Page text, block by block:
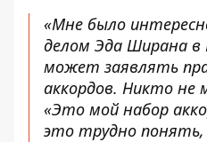
«Мне было
делом Эда Ширана
может заявлять
аккордов. Никто не
«Это мой набор
это трудно